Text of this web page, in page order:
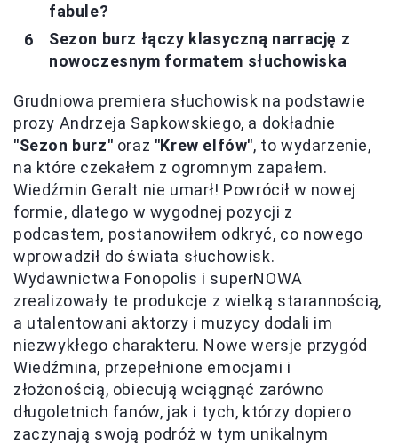
fabule?
Sezon burz łączy klasyczną narrację z
nowoczesnym formatem słuchowiska
Grudniowa premiera słuchowisk na podstawie
prozy Andrzeja Sapkowskiego, a dokładnie
"Sezon burz" oraz "Krew elfów", to wydarzenie,
na które czekałem z ogromnym zapałem.
Wiedźmin Geralt nie umarł! Powrócił w nowej
formie, dlatego w wygodnej pozycji z
podcastem, postanowiłem odkryć, co nowego
wprowadził do świata słuchowisk.
Wydawnictwa Fonopolis i superNOWA
zrealizowały te produkcje z wielką starannością,
a utalentowani aktorzy i muzycy dodali im
niezwykłego charakteru. Nowe wersje przygód
Wiedźmina, przepełnione emocjami i
złożonością, obiecują wciągnąć zarówno
długoletnich fanów, jak i tych, którzy dopiero
zaczynają swoją podróż w tym unikalnym